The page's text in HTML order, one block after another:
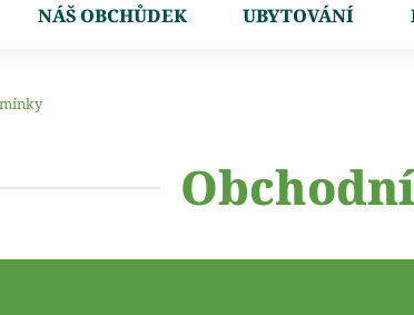
NÁŠ OBCHŮDEK UBYTOVÁNÍ